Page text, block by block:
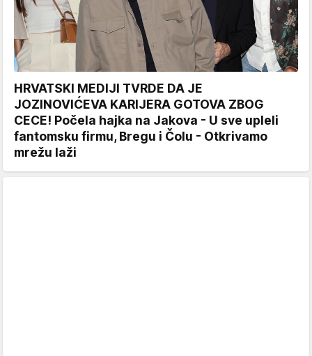
HRVATSKI MEDIJI TVRDE DA JE
JOZINOVIĆEVA KARIJERA GOTOVA ZBOG
CECE! Počela hajka na Jakova - U sve upleli
fantomsku firmu, Bregu i Čolu - Otkrivamo
mrežu laži